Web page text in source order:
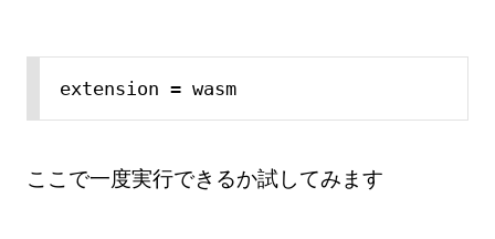
extension = wasm
ここで一度実行できるか試してみます